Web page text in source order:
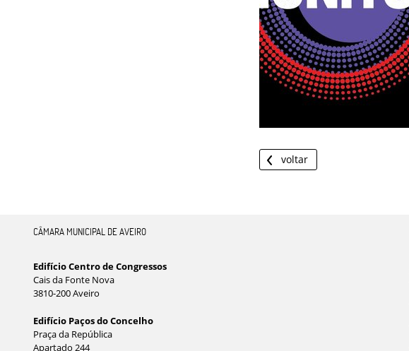
voltar
CÂMARA MUNICIPAL DE AVEIRO
Edifício Centro de Congressos
Cais da Fonte Nova
3810-200 Aveiro
Edifício Paços do Concelho
Praça da República
Apartado 244